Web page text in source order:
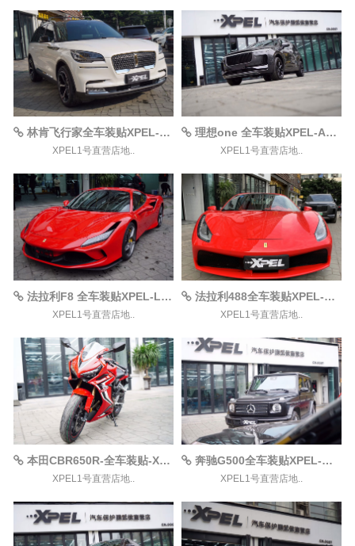
林肯飞行家全车装贴XPEL-MAX漆面保护膜案例
XPEL1号直营店地..
理想one 全车装贴XPEL-ARES漆面保护膜案例
XPEL1号直营店地..
法拉利F8 全车装贴XPEL-LUX-PLUS漆面保护膜案例
XPEL1号直营店地..
法拉利488全车装贴XPEL-MAX漆面保护膜案例
XPEL1号直营店地..
本田CBR650R-全车装贴-XPEL-ARES漆面保护膜案例
XPEL1号直营店地..
奔驰G500全车装贴XPEL-MATTE哑光漆面保护膜案例
XPEL1号直营店地..